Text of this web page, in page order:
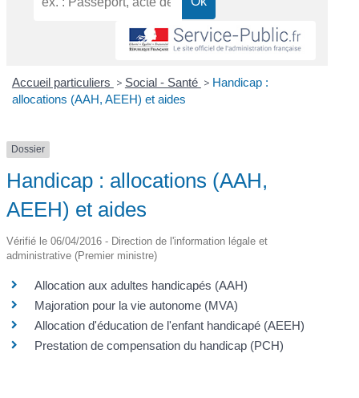
Accueil particuliers > Social - Santé > Handicap :
allocations (AAH, AEEH) et aides
Dossier
Handicap : allocations (AAH,
AEEH) et aides
Vérifié le 06/04/2016 - Direction de l'information légale et
administrative (Premier ministre)
Allocation aux adultes handicapés (AAH)
Majoration pour la vie autonome (MVA)
Allocation d'éducation de l'enfant handicapé (AEEH)
Prestation de compensation du handicap (PCH)